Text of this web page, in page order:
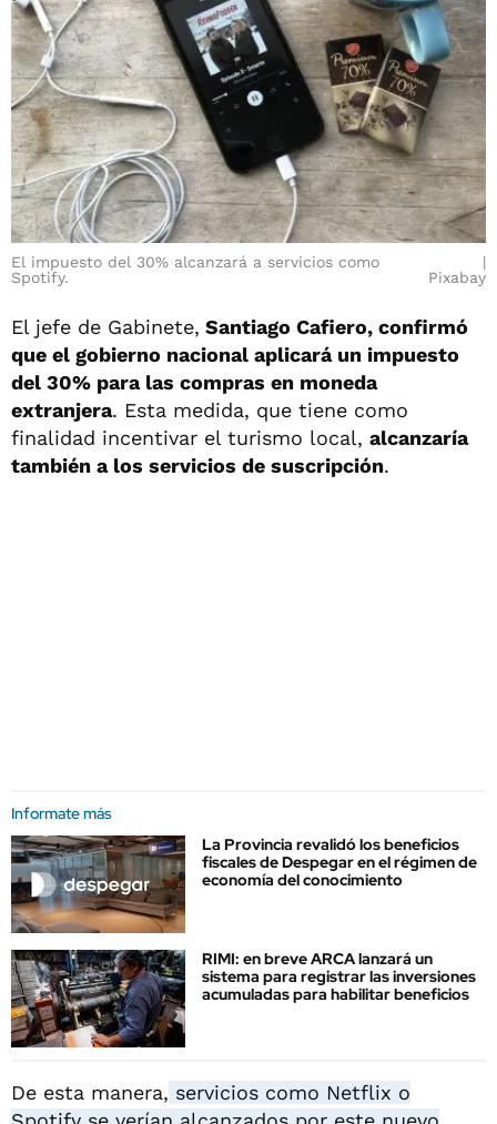
El impuesto del 30% alcanzará a servicios como
Spotify.
Pixabay
El jefe de Gabinete, Santiago Cafiero, confirmó
que el gobierno nacional aplicará un impuesto
del 30% para las compras en moneda
extranjera. Esta medida, que tiene como
finalidad incentivar el turismo local, alcanzaría
también a los servicios de suscripción.
Informate más
La Provincia revalidó los beneficios
fiscales de Despegar en el régimen de
economía del conocimiento
RIMI: en breve ARCA lanzará un
sistema para registrar las inversiones
acumuladas para habilitar beneficios
De esta manera, servicios como Netflix o